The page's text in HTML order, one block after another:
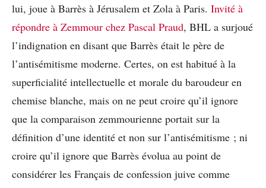
lui, joue à Barrès à Jérusalem et Zola à Paris. Invité à
répondre à Zemmour chez Pascal Praud, BHL a surjoué
l’indignation en disant que Barrès était le père de
l’antisémitisme moderne. Certes, on est habitué à la
superficialité intellectuelle et morale du baroudeur en
chemise blanche, mais on ne peut croire qu’il ignore
que la comparaison zemmourienne portait sur la
définition d’une identité et non sur l’antisémitisme ; ni
croire qu’il ignore que Barrès évolua au point de
considérer les Français de confession juive comme